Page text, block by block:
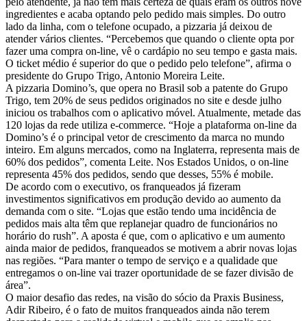
ingredientes e acaba optando pelo pedido mais simples. Do outro
lado da linha, com o telefone ocupado, a pizzaria já deixou de
atender vários clientes. “Percebemos que quando o cliente opta por
fazer uma compra on-line, vê o cardápio no seu tempo e gasta mais.
O ticket médio é superior do que o pedido pelo telefone”, afirma o
presidente do Grupo Trigo, Antonio Moreira Leite.
A pizzaria Domino’s, que opera no Brasil sob a patente do Grupo
Trigo, tem 20% de seus pedidos originados no site e desde julho
iniciou os trabalhos com o aplicativo móvel. Atualmente, metade das
120 lojas da rede utiliza e-commerce. “Hoje a plataforma on-line da
Domino’s é o principal vetor de crescimento da marca no mundo
inteiro. Em alguns mercados, como na Inglaterra, representa mais de
60% dos pedidos”, comenta Leite. Nos Estados Unidos, o on-line
representa 45% dos pedidos, sendo que desses, 55% é mobile.
De acordo com o executivo, os franqueados já fizeram
investimentos significativos em produção devido ao aumento da
demanda com o site. “Lojas que estão tendo uma incidência de
pedidos mais alta têm que replanejar quadro de funcionários no
horário do rush”. A aposta é que, com o aplicativo e um aumento
ainda maior de pedidos, franqueados se motivem a abrir novas lojas
nas regiões. “Para manter o tempo de serviço e a qualidade que
entregamos o on-line vai trazer oportunidade de se fazer divisão de
área”.
O maior desafio das redes, na visão do sócio da Praxis Business,
Adir Ribeiro, é o fato de muitos franqueados ainda não terem